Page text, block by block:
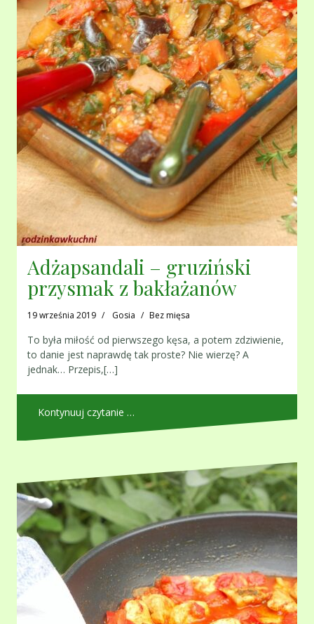
Adżapsandali – gruziński
przysmak z bakłażanów
19 września 2019 Gosia Bez mięsa
To była miłość od pierwszego kęsa, a potem zdziwienie,
to danie jest naprawdę tak proste? Nie wierzę? A
jednak… Przepis,[…]
Kontynuuj czytanie …